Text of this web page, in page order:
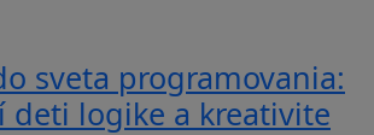
sveta programovania:
deti logike a kreativite